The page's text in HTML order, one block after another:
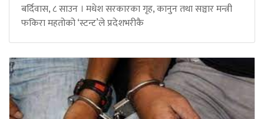
बर्दिवास, ८ साउन । मधेश सरकारका गृह, कानुन तथा सञ्चार मन्त्री
फकिरा महतोको ‘स्टन्ट’ले प्रदेशभरीकै